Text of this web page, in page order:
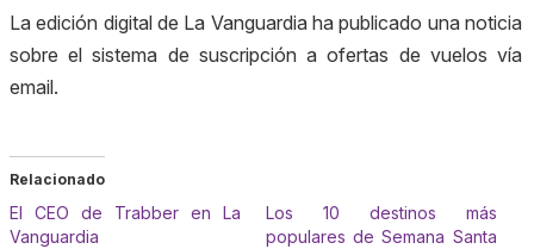
La edición digital de La Vanguardia ha publicado una noticia
sobre el sistema de suscripción a ofertas de vuelos vía
email.
Relacionado
El CEO de Trabber en La
Vanguardia
Los 10 destinos más
populares de Semana Santa